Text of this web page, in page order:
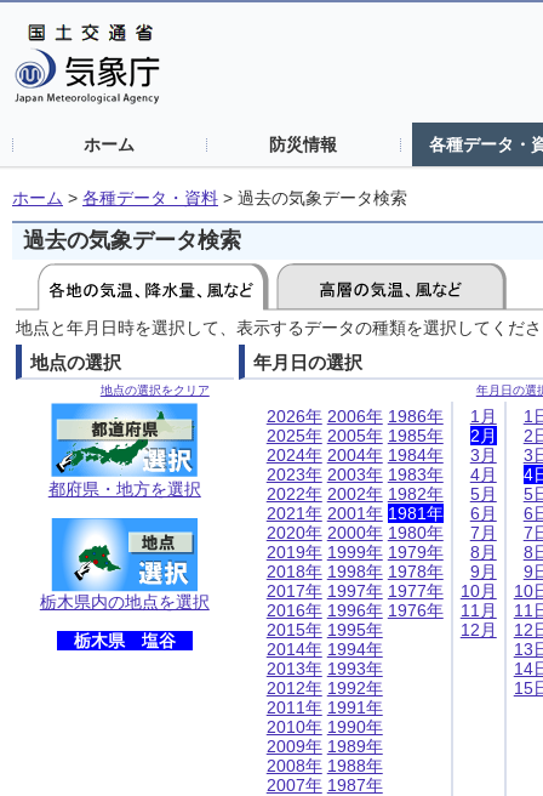
ホーム 防災情報 各種データ・
ホーム > 各種データ・資料 > 過去の気象データ検索
過去の気象データ検索
地点と年月日時を選択して、表示するデータの種類を選択してくだ
地点の選択
地点の選択をクリア
都府県・地方を選択
栃木県内の地点を選択
栃木県 塩谷
年月日の選択
年月日の選
2026年
2025年
2024年
2023年
2022年
2021年
2020年
2019年
2018年
2017年
2016年
2015年
2014年
2013年
2012年
2011年
2010年
2009年
2008年
2007年
2006年
2005年
2004年
2003年
2002年
2001年
2000年
1999年
1998年
1997年
1996年
1995年
1994年
1993年
1992年
1991年
1990年
1989年
1988年
1987年
1986年
1985年
1984年
1983年
1982年
1981年
1980年
1979年
1978年
1977年
1976年
1月
2月
3月
4月
5月
6月
7月
8月
9月
10月
11月
12月
1
2
3
4
5
6
7
8
9
10
11
12
13
14
15